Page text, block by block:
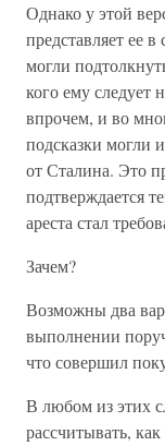
Однако у этой
представляет ее
могли
кого ему следует
впрочем, и во
подсказки могли
от Сталина. Это
подтверждается
ареста стал
Зачем?
Возможны два
выполнении
что совершил
В любом из этих
рассчитывать,